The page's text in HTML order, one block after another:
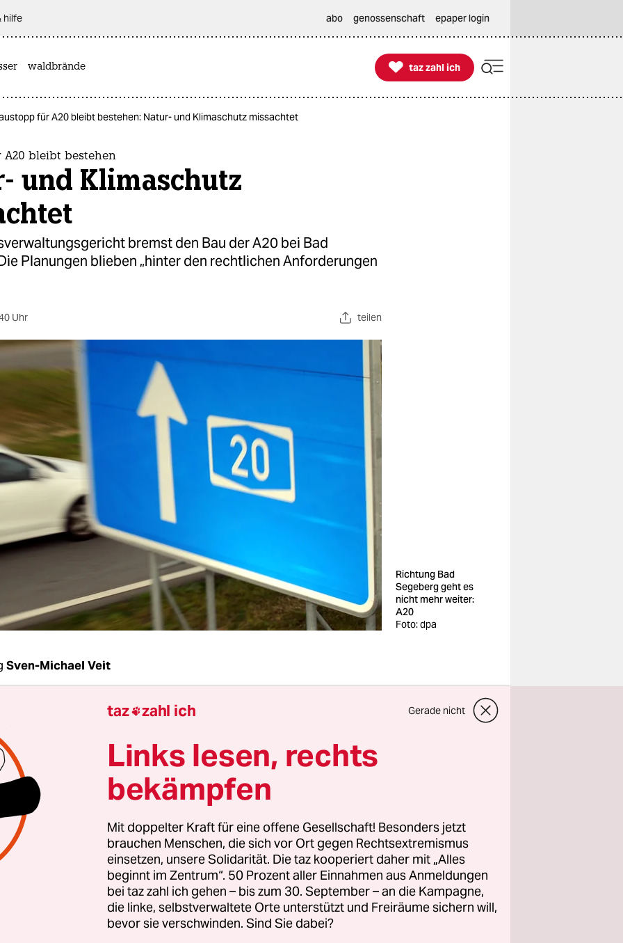
hilfe abo genossenschaft epaper login
waldbrände 
taz zahl ich
taz zahl ich
für A20 bleibt bestehen: Natur- und Klimaschutz missachtet
A20 bleibt bestehen
und Klimaschutz
bremst den Bau der A20 bei Bad
Planungen blieben „hinter den rechtlichen Anforderungen
Uhr teilen
Richtung Bad
Segeberg geht es
nicht mehr weiter:
A20
Foto: dpa
Sven-Michael Veit
räumt die Niederlage unumwunden ein: „Das ist eine
kommentiert Schleswig-Holsteins
das Urteil des Bundesverwaltungsgerichts. Das hatte
die Planungen für den Bau der Autobahn A20 ( siehe
durch das nördlichste Bundesland für „rechtswidrig und
erklärt.
im November 2013 verhängte Baustopp fort. Die
„in Systematik und Prüfungstiefe erheblich hinter den
Anforderungen zurück“, wird in dem Urteil der
Begriff „Pfusch“ umschrieben.
taz zahl ich Gerade nicht
Links lesen, rechts
bekämpfen
Mit doppelter Kraft für eine offene Gesellschaft! Besonders jetzt
brauchen Menschen, die sich vor Ort gegen Rechtsextremismus
einsetzen, unsere Solidarität. Die taz kooperiert daher mit „Alles
beginnt im Zentrum“. 50 Prozent aller Einnahmen aus Anmeldungen
bei taz zahl ich gehen – bis zum 30. September – an die Kampagne,
die linke, selbstverwaltete Orte unterstützt und Freiräume sichern will,
bevor sie verschwinden. Sind Sie dabei?